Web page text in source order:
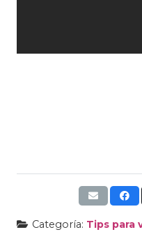
Categoría: Tips para